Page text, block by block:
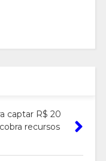
captar R$ 20
recursos